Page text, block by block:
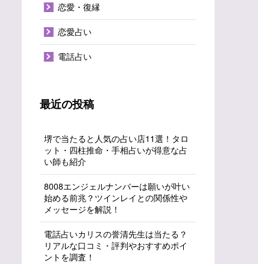
恋愛・復縁
恋愛占い
電話占い
最近の投稿
堺で当たると人気の占い店11選！タロ
ット・四柱推命・手相占いが得意な占
い師も紹介
8008エンジェルナンバーは願いが叶い
始める前兆？ツインレイとの関係性や
メッセージを解説！
電話占いカリスの誉清先生は当たる？
リアルな口コミ・評判やおすすめポイ
ントを調査！